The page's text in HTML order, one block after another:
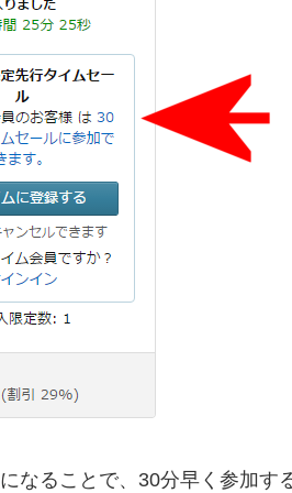
になることで、30分早く参加す